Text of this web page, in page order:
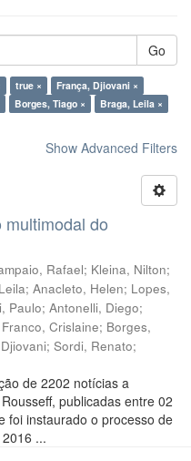
Go
true ×
França, Djiovani ×
Borges, Tiago ×
Braga, Leila ×
Show Advanced Filters
do
Rafael; Kleina, Nilton;
; Anacleto, Helen; Lopes,
Paulo; Antonelli, Diego;
Franco, Crislaine; Borges,
; Sordi, Renato;
de 2202 notícias a
publicadas entre 02
foi instaurado o processo de
...